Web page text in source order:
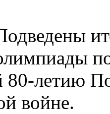
80-летию
войне.